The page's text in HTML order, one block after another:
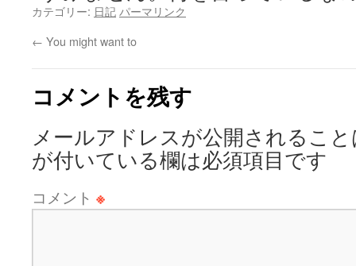
カテゴリー: 日記 パーマリンク
← You might want to
コメントを残す
メールアドレスが公開されるこ
が付いている欄は必須項目です
コメント ※